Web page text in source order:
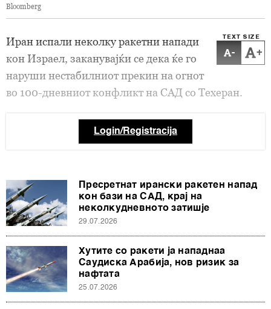
Bloomberg
TEXT SIZE
- +
Иран испали неколку ракетни напади
кон Израел, заканувајќи се дека ќе го
наруши нестабилниот прекин на огнот
во 100-дневниот конфликт на САД со Техеран.
Login/Registracija
Пресретнат ирански ракетен напад
кон бази на САД, крај на
неколкудневното затишје
29.07.2026
Хутите со ракети ја нападнаа
Саудиска Арабија, нов ризик за
нафтата
25.07.2026